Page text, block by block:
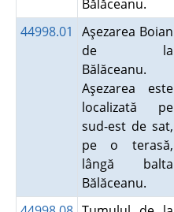
Bălăceanu.
44998.01
Aşezarea Boian
de la
Bălăceanu.
Aşezarea este
localizată pe
sud-est de sat,
pe o terasă,
lângă balta
Bălăceanu.